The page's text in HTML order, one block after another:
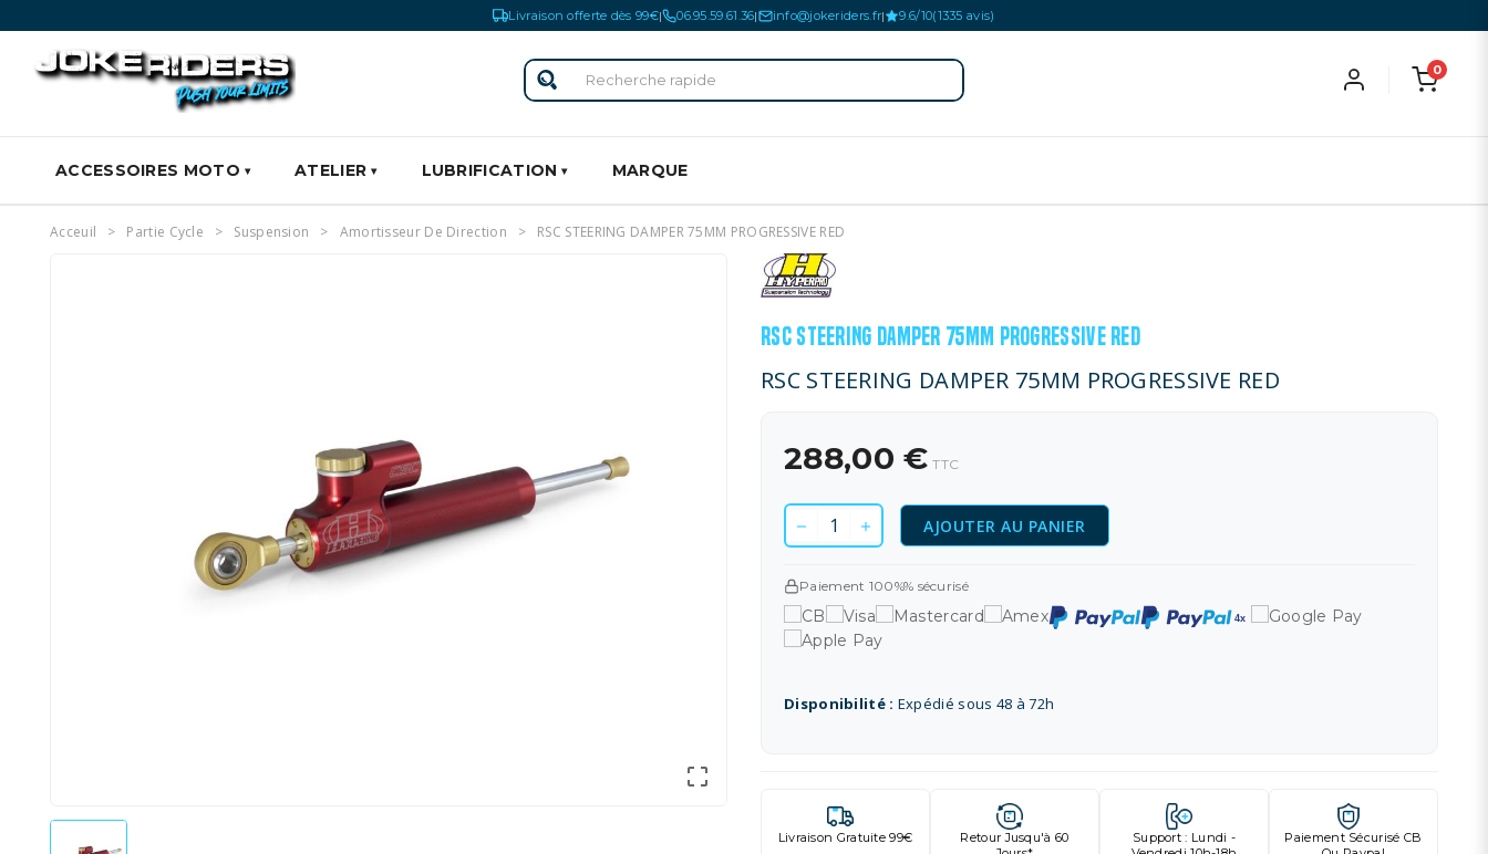
Livraison offerte dès 99€| 06.95.59.61.36| info@jokeriders.fr| 9.6/10(1335 avis)
0
ACCESSOIRES MOTO ATELIER LUBRIFICATION MARQUE
Acceuil Partie Cycle Suspension Amortisseur De Direction RSC STEERING DAMPER 75MM PROGRESSIVE RED

RSC STEERING DAMPER 75MM PROGRESSIVE RED
RSC STEERING DAMPER 75MM PROGRESSIVE RED
288,00 € TTC
AJOUTER AU PANIER
Paiement 100%% sécurisé
Disponibilité : Expédié sous 48 à 72h
Livraison Gratuite 99€
Retour Jusqu'à 60
Support : Lundi -
Paiement Sécurisé CB